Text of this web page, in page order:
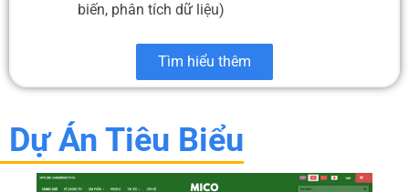
biến, phân tích dữ liệu)
Tìm hiểu thêm
Dự Án Tiêu Biểu